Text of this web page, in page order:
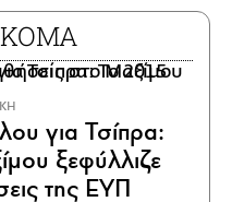
για Τσίπρα:
ξεφύλλιζε
της ΕΥΠ